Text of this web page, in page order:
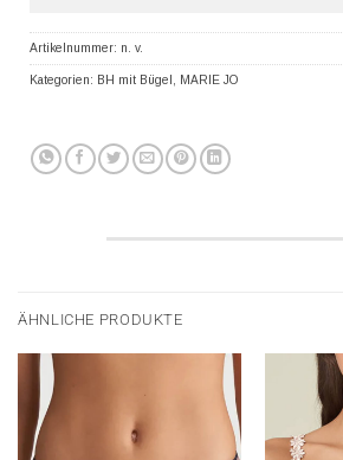
Artikelnummer: n. v.
Kategorien: BH mit Bügel MARIE JO
ÄHNLICHE PRODUKTE